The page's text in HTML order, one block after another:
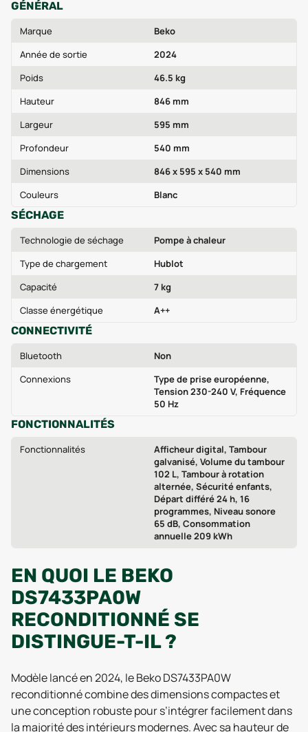
GÉNÉRAL
Marque
Beko
Année de sortie
2024
Poids
46.5 kg
Hauteur
846 mm
Largeur
595 mm
Profondeur
540 mm
Dimensions
846 x 595 x 540 mm
Couleurs
Blanc
SÉCHAGE
Technologie de séchage
Pompe à chaleur
Type de chargement
Hublot
Capacité
7 kg
Classe énergétique
A++
CONNECTIVITÉ
Bluetooth
Non
Connexions
Type de prise européenne,
Tension 230-240 V, Fréquence
50 Hz
FONCTIONNALITÉS
Fonctionnalités
Afficheur digital, Tambour
galvanisé, Volume du tambour
102 L, Tambour à rotation
alternée, Sécurité enfants,
Départ différé 24 h, 16
programmes, Niveau sonore
65 dB, Consommation
annuelle 209 kWh
EN QUOI LE BEKO
DS7433PA0W
RECONDITIONNÉ SE
DISTINGUE-T-IL ?
Modèle lancé en 2024, le Beko DS7433PA0W
reconditionné combine des dimensions compactes et
une conception robuste pour s’intégrer facilement dans
la majorité des intérieurs modernes. Avec sa hauteur de